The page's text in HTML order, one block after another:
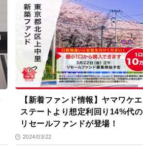
【新着ファンド情報】ヤマワケエ
ステートより想定利回り14%代の
リセールファンドが登場！
2024/03/22